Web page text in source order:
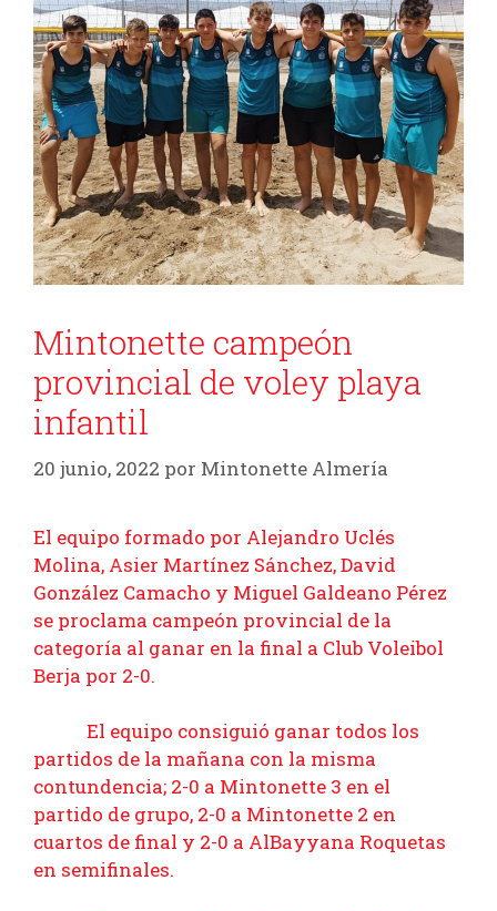
Mintonette campeón
provincial de voley playa
infantil
20 junio, 2022 por Mintonette Almería
El equipo formado por Alejandro Uclés
Molina, Asier Martínez Sánchez, David
González Camacho y Miguel Galdeano Pérez
se proclama campeón provincial de la
categoría al ganar en la final a Club Voleibol
Berja por 2-0.
El equipo consiguió ganar todos los
partidos de la mañana con la misma
contundencia; 2-0 a Mintonette 3 en el
partido de grupo, 2-0 a Mintonette 2 en
cuartos de final y 2-0 a AlBayyana Roquetas
en semifinales.